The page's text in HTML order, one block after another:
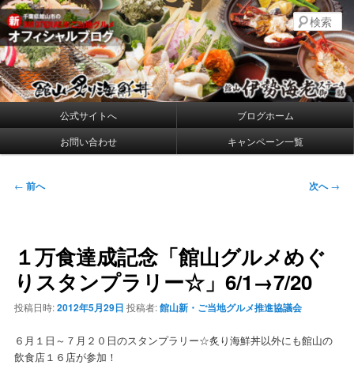
メ
イ
ン
コ
ン
テ
ツ
移
館山炙り海鮮丼・館山伊勢海老ステー
キ御膳 公式ブログ
千葉県館山の新・プレミアムご当地グルメ
検
索
イ
メ
公式サイトへ
ブログホーム
お問い合わせ
キャンペーン一覧
投
ゲ
ー
シ
ョ
ン
← 前へ 次へ→
１万食達成記念「館山グルメめぐ
りスタンプラリー☆」6/1→7/20
投稿日時:2012年5月29日 投稿者:館山新・ご当地グルメ推進協議会
６月１日～７月２０日のスタンプラリー☆炙り海鮮丼以外にも館山の
飲食店１６店が参加！